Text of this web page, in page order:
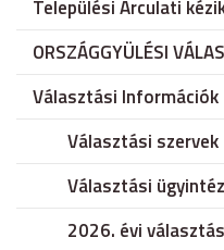
Települési Arculati
ORSZÁGGYÜLÉSI
Választási Információk
Választási szervek
Választási
2026. évi választás